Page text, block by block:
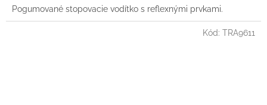
Pogumované stopovacie vodítko s reflexnými prvkami.
Kód: TRA9611